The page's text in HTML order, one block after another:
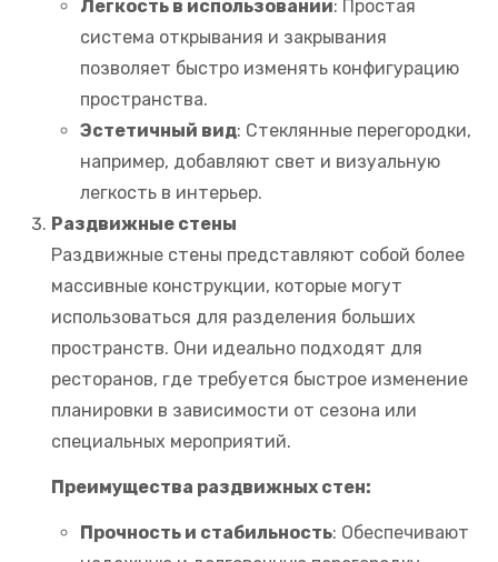
Легкость в использовании: Простая
система открывания и закрывания
позволяет быстро изменять конфигурацию
пространства.
Эстетичный вид: Стеклянные перегородки,
например, добавляют свет и визуальную
легкость в интерьер.
Раздвижные стены
Раздвижные стены представляют собой более
массивные конструкции, которые могут
использоваться для разделения больших
пространств. Они идеально подходят для
ресторанов, где требуется быстрое изменение
планировки в зависимости от сезона или
специальных мероприятий.
Преимущества раздвижных стен:
Прочность и стабильность: Обеспечивают